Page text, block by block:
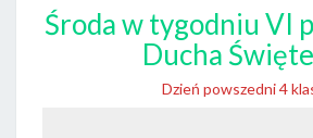
Środa w tygodniu VI
Ducha
Dzień powszedni 4